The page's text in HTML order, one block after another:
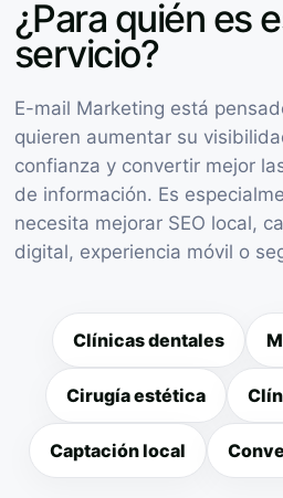
¿Para quién es
servicio?
E-mail Marketing está
quieren aumentar su
confianza y convertir mejor
de información. Es
necesita mejorar SEO local,
digital, experiencia móvil o
Clínicas dentales
Cirugía estética
Captación local